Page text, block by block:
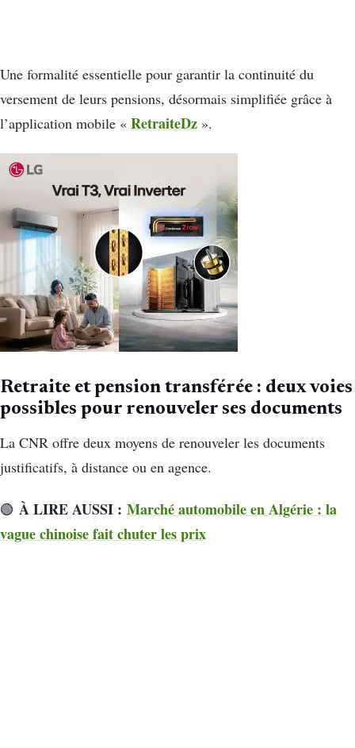
Une formalité essentielle pour garantir la continuité du
versement de leurs pensions, désormais simplifiée grâce à
l’application mobile « RetraiteDz ».
Retraite et pension transférée : deux voies
possibles pour renouveler ses documents
La CNR offre deux moyens de renouveler les documents
justificatifs, à distance ou en agence.
🟢 À LIRE AUSSI : Marché automobile en Algérie : la
vague chinoise fait chuter les prix